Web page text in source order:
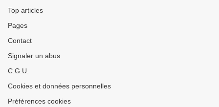
Top articles
Pages
Contact
Signaler un abus
C.G.U.
Cookies et données personnelles
Préférences cookies